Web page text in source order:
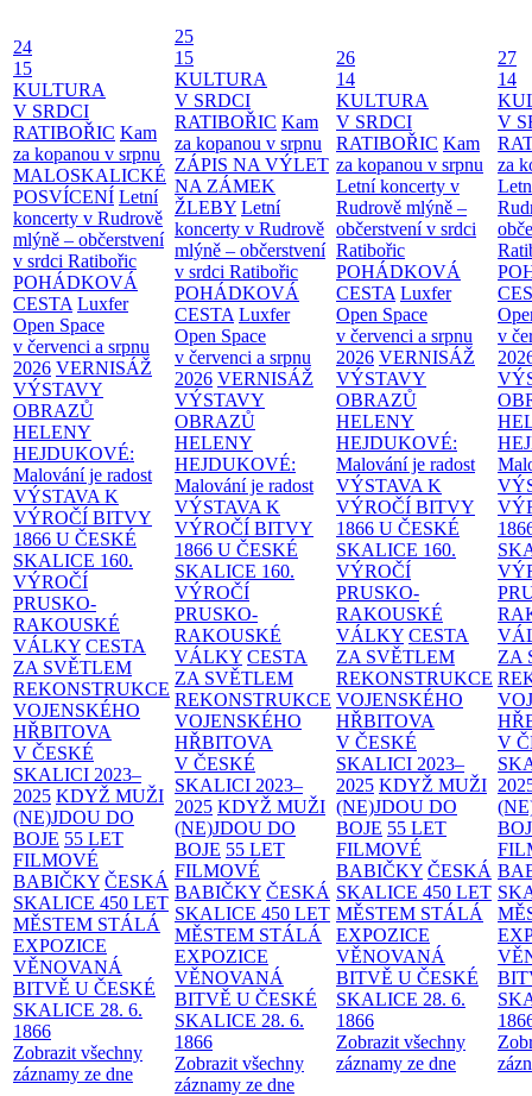
24
15
KULTURA
V SRDCI
RATIBOŘIC Kam
za kopanou v srpnu
MALOSKALICKÉ
POSVÍCENÍ Letní
koncerty v Rudrově
mlýně – občerstvení
v srdci Ratibořic
POHÁDKOVÁ
CESTA Luxfer
Open Space
v červenci a srpnu
2026 VERNISÁŽ
VÝSTAVY
OBRAZŮ
HELENY
HEJDUKOVÉ:
Malování je radost
VÝSTAVA K
VÝROČÍ BITVY
1866 U ČESKÉ
SKALICE 160.
VÝROČÍ
PRUSKO-
RAKOUSKÉ
VÁLKY CESTA
ZA SVĚTLEM
REKONSTRUKCE
VOJENSKÉHO
HŘBITOVA
V ČESKÉ
SKALICI 2023–
2025 KDYŽ MUŽI
(NE)JDOU DO
BOJE 55 LET
FILMOVÉ
BABIČKY ČESKÁ
SKALICE 450 LET
MĚSTEM STÁLÁ
EXPOZICE
VĚNOVANÁ
BITVĚ U ČESKÉ
SKALICE 28. 6.
1866
Zobrazit všechny
záznamy ze dne
25
15
KULTURA
V SRDCI
RATIBOŘIC Kam
za kopanou v srpnu
ZÁPIS NA VÝLET
NA ZÁMEK
ŽLEBY Letní
koncerty v Rudrově
mlýně – občerstvení
v srdci Ratibořic
POHÁDKOVÁ
CESTA Luxfer
Open Space
v červenci a srpnu
2026 VERNISÁŽ
VÝSTAVY
OBRAZŮ
HELENY
HEJDUKOVÉ:
Malování je radost
VÝSTAVA K
VÝROČÍ BITVY
1866 U ČESKÉ
SKALICE 160.
VÝROČÍ
PRUSKO-
RAKOUSKÉ
VÁLKY CESTA
ZA SVĚTLEM
REKONSTRUKCE
VOJENSKÉHO
HŘBITOVA
V ČESKÉ
SKALICI 2023–
2025 KDYŽ MUŽI
(NE)JDOU DO
BOJE 55 LET
FILMOVÉ
BABIČKY ČESKÁ
SKALICE 450 LET
MĚSTEM STÁLÁ
EXPOZICE
VĚNOVANÁ
BITVĚ U ČESKÉ
SKALICE 28. 6.
1866
Zobrazit všechny
záznamy ze dne
26
14
KULTURA
V SRDCI
RATIBOŘIC Kam
za kopanou v srpnu
Letní koncerty v
Rudrově mlýně –
občerstvení v srdci
Ratibořic
POHÁDKOVÁ
CESTA Luxfer
Open Space
v červenci a srpnu
2026 VERNISÁŽ
VÝSTAVY
OBRAZŮ
HELENY
HEJDUKOVÉ:
Malování je radost
VÝSTAVA K
VÝROČÍ BITVY
1866 U ČESKÉ
SKALICE 160.
VÝROČÍ
PRUSKO-
RAKOUSKÉ
VÁLKY CESTA
ZA SVĚTLEM
REKONSTRUKCE
VOJENSKÉHO
HŘBITOVA
V ČESKÉ
SKALICI 2023–
2025 KDYŽ MUŽI
(NE)JDOU DO
BOJE 55 LET
FILMOVÉ
BABIČKY ČESKÁ
SKALICE 450 LET
MĚSTEM STÁLÁ
EXPOZICE
VĚNOVANÁ
BITVĚ U ČESKÉ
SKALICE 28. 6.
1866
Zobrazit všechny
záznamy ze dne
27
14
V
za
v
ZA
V